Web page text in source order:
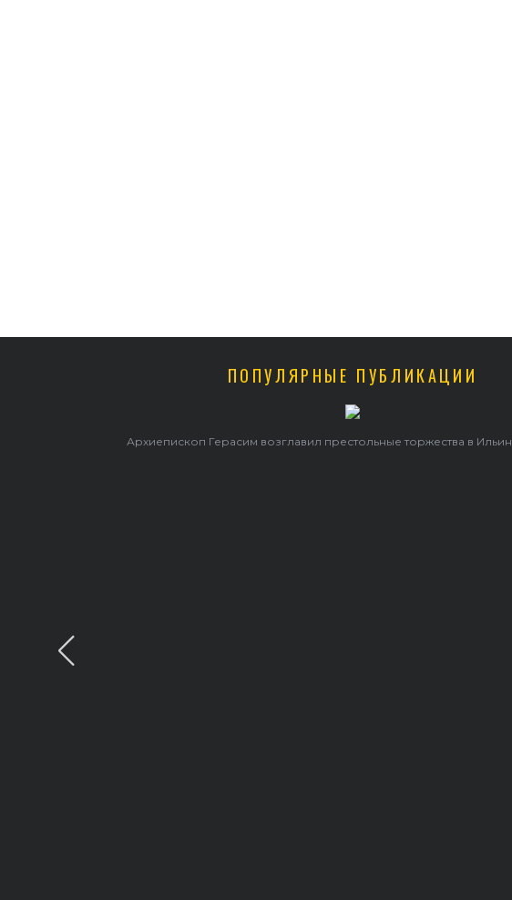
ПОПУЛЯРНЫЕ ПУБЛИКАЦИИ
Архиепископ Герасим возглавил престольные торжества в Ильинском храме